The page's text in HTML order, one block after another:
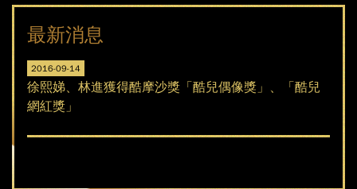
最新消息
2016-09-14
徐熙娣、林進獲得酷摩沙獎「酷兒偶像獎」、「酷兒
網紅獎」
第
獎